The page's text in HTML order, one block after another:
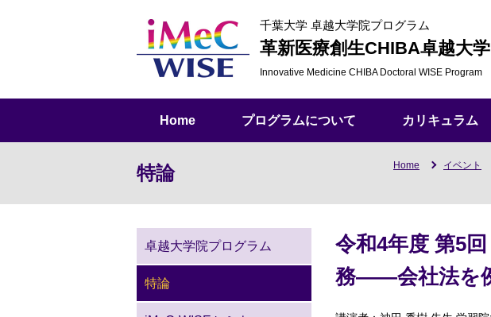
千葉大学 卓越大学院プログラム
革新医療創生CHIBA卓越大
Innovative Medicine CHIBA Doctoral WISE Program
Home プログラムについて カリキュラム
特論 Home イベント
令和4年度 第5
務――会社法を
卓越大学院プログラム
特論